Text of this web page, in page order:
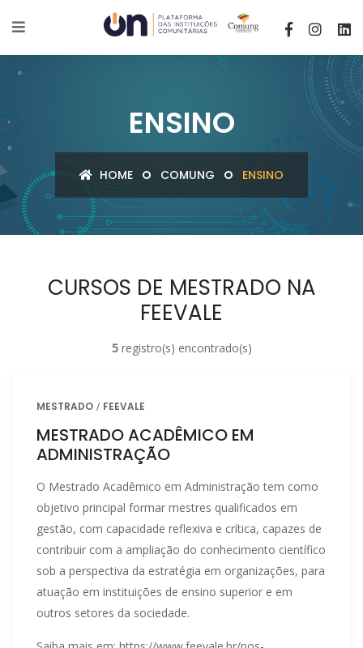
ENSINO
HOME COMUNG ENSINO
CURSOS DE MESTRADO NA
FEEVALE
5registro(s) encontrado(s)
MESTRADO FEEVALE
MESTRADO ACADÊMICO EM
ADMINISTRAÇÃO
O Mestrado Acadêmico em Administração tem como
objetivo principal formar mestres qualificados em
gestão, com capacidade reflexiva e crítica, capazes de
contribuir com a ampliação do conhecimento científico
sob a perspectiva da estratégia em organizações, para
atuação em instituições de ensino superior e em
outros setores da sociedade.